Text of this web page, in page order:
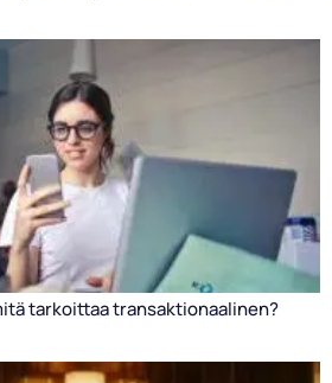
tarkoittaa transaktionaalinen?